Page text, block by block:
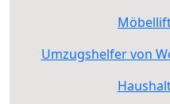
Umzugshelfer von